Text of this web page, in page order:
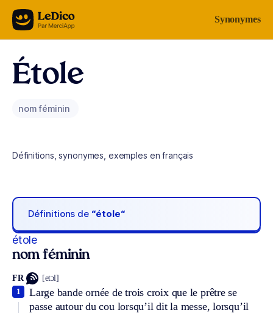
Aller au contenu Synonymes
Étole
nom féminin
Définitions, synonymes, exemples en français
Définitions de “étole“
étole
nom féminin
FR [etɔl]
Large bande ornée de trois croix que le prêtre se
passe autour du cou lorsqu’il dit la messe, lorsqu’il
1